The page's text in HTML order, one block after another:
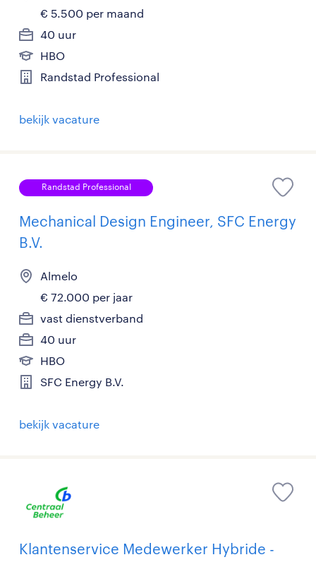
€ 5.500 per maand
40 uur
HBO
Randstad Professional
bekijk vacature
Randstad Professional
Mechanical Design Engineer, SFC Energy
B.V.
Almelo
€ 72.000 per jaar
vast dienstverband
40 uur
HBO
SFC Energy B.V.
bekijk vacature
Klantenservice Medewerker Hybride -